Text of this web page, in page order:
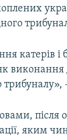
катерів і
виконання
трибуналу»,
після
яким